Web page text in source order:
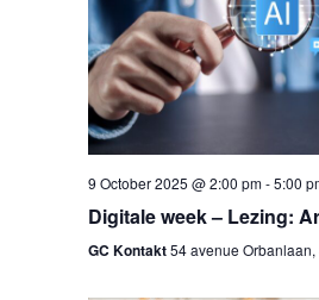
9 October 2025 @ 2:00 pm-5:00
Digitale week – Lezing:
GC Kontakt54 avenue